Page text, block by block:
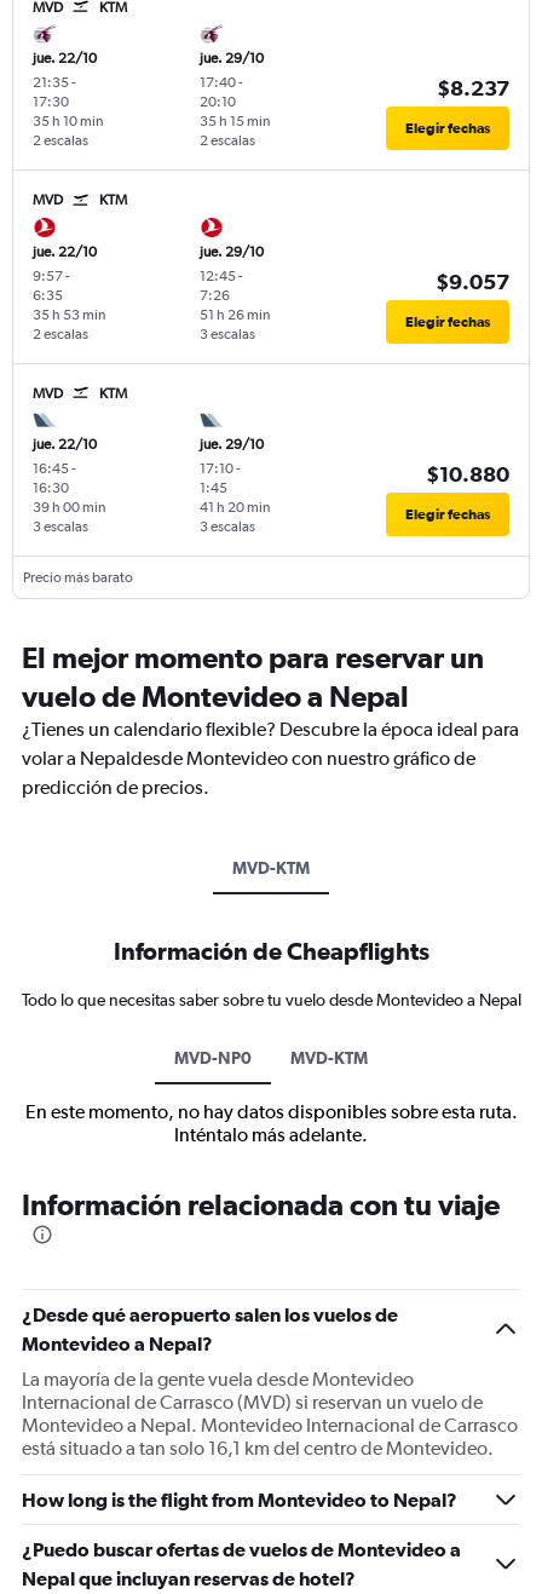
MVD KTM
jue. 22/10
21:35-
17:30
2 escalas
35 h 10 min
jue. 29/10
17:40-
20:10
2 escalas
35 h 15 min
$8.237
Elegir fechas
MVD KTM
jue. 22/10
9:57-
6:35
2 escalas
35 h 53 min
jue. 29/10
12:45-
7:26
3 escalas
51 h 26 min
$9.057
Elegir fechas
MVD KTM
jue. 22/10
16:45-
16:30
3 escalas
39 h 00 min
jue. 29/10
17:10-
1:45
3 escalas
41 h 20 min
$10.880
Elegir fechas
Precio más barato
El mejor momento para reservar un
vuelo de Montevideo a Nepal
¿Tienes un calendario flexible? Descubre la época ideal para
volar a Nepaldesde Montevideo con nuestro gráfico de
predicción de precios.
MVD-KTM
Información de Cheapflights
Todo lo que necesitas saber sobre tu vuelo desde Montevideo a Nepal
MVD-NP0 MVD-KTM
En este momento, no hay datos disponibles sobre esta ruta.
Inténtalo más adelante.
Información relacionada con tu viaje
¿Desde qué aeropuerto salen los vuelos de
Montevideo a Nepal?
La mayoría de la gente vuela desde Montevideo
Internacional de Carrasco (MVD) si reservan un vuelo de
Montevideo a Nepal. Montevideo Internacional de Carrasco
está situado a tan solo 16,1 km del centro de Montevideo.
How long is the flight from Montevideo to Nepal?
¿Puedo buscar ofertas de vuelos de Montevideo a
Nepal que incluyan reservas de hotel?